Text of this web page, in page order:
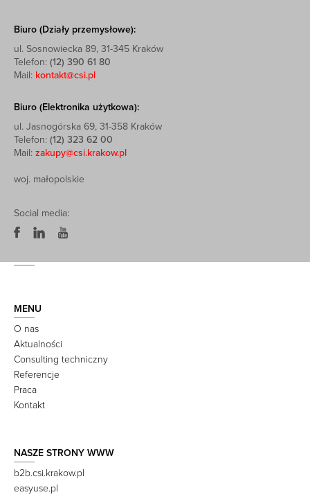
Biuro (Działy przemysłowe):
ul. Sosnowiecka 89, 31-345 Kraków
Telefon: (12) 390 61 80
Mail: kontakt@csi.pl
Biuro (Elektronika użytkowa):
ul. Jasnogórska 69, 31-358 Kraków
Telefon: (12) 323 62 00
Mail: zakupy@csi.krakow.pl
woj. małopolskie
Social media:
MENU
O nas
Aktualności
Consulting techniczny
Referencje
Praca
Kontakt
NASZE STRONY WWW
b2b.csi.krakow.pl
easyuse.pl